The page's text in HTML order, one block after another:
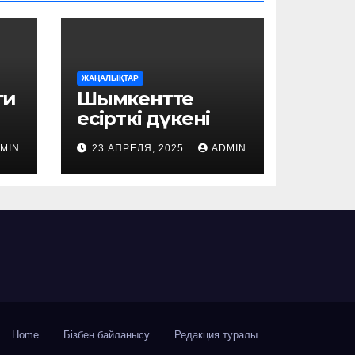
ЖАҢАЛЫҚТАР
Шымкентте
есірткі дүкені
мен
зертхананың
ұйымдастыруш
23 АПРЕЛЯ, 2025 ADMIN
Home Бізбен байланысу Редакция туралы